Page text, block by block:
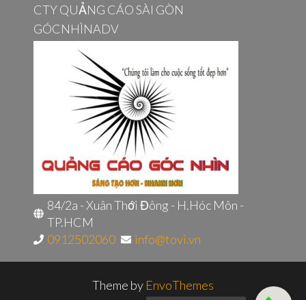
CTY QUẢNG CÁO SÀI GÒN
GÓCNHÌNADV
84/2a - Xuân Thới Đông - H.Hóc Môn -
TP.HCM
0912502060
info@tovi.vn
Theme by EnvoThemes